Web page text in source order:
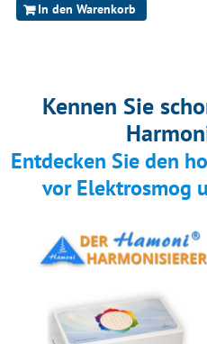
In den Warenkorb
Kennen Sie
Entdecken Sie den
vor Elektrosmog